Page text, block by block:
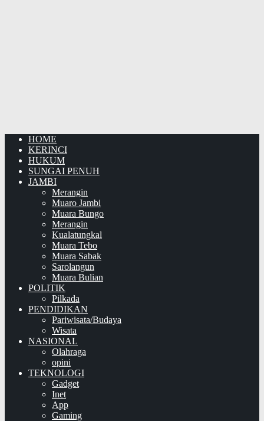
HOME
KERINCI
HUKUM
SUNGAI PENUH
JAMBI
Merangin
Muaro Jambi
Muara Bungo
Merangin
Kualatungkal
Muara Tebo
Muara Sabak
Sarolangun
Muara Bulian
POLITIK
Pilkada
PENDIDIKAN
Pariwisata/Budaya
Wisata
NASIONAL
Olahraga
opini
TEKNOLOGI
Gadget
Inet
App
Gaming